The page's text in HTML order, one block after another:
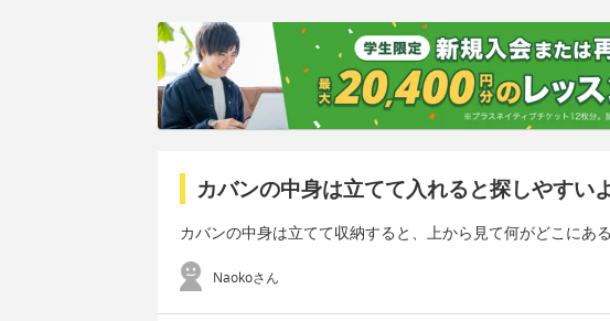
カバンの中身は立てて入れると探しやすい
カバンの中身は立てて収納すると、上から見て何がどこにあ
Naokoさん